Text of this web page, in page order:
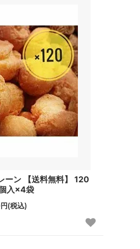
ーン 【送料無料】 120
入×4袋
(税込)